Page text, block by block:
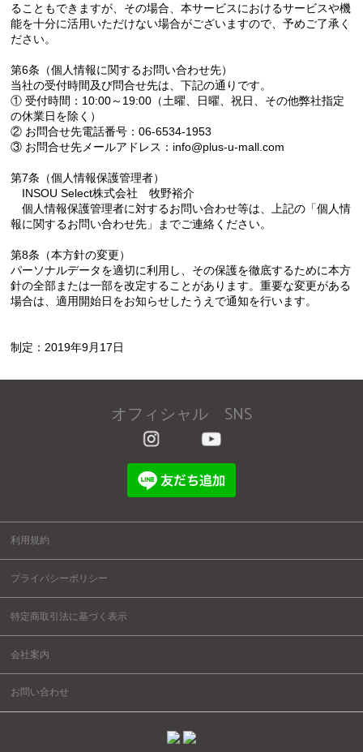
ることもできますが、その場合、本サービスにおけるサービスや機
能を十分に活用いただけない場合がございますので、予めご了承く
ださい。
第6条（個人情報に関するお問い合わせ先）
当社の受付時間及び問合せ先は、下記の通りです。
① 受付時間：10:00～19:00（土曜、日曜、祝日、その他弊社指定
の休業日を除く）
② お問合せ先電話番号：06-6534-1953
③ お問合せ先メールアドレス：info@plus-u-mall.com
第7条（個人情報保護管理者）
INSOU Select株式会社 牧野裕介
個人情報保護管理者に対するお問い合わせ等は、上記の「個人情
報に関するお問い合わせ先」までご連絡ください。
第8条（本方針の変更）
パーソナルデータを適切に利用し、その保護を徹底するために本方
針の全部または一部を改定することがあります。重要な変更がある
場合は、適用開始日をお知らせしたうえで通知を行います。
制定：2019年9月17日
オフィシャル SNS
利用規約
プライバシーポリシー
特定商取引法に基づく表示
会社案内
お問い合わせ